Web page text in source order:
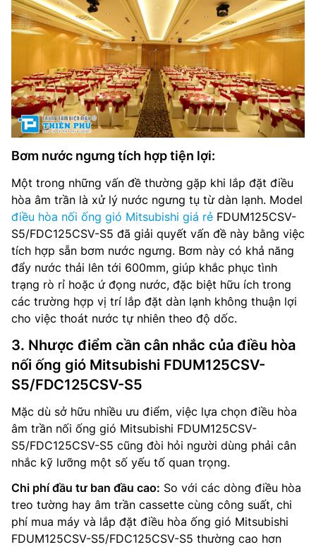
Bơm nước ngưng tích hợp tiện lợi:
Một trong những vấn đề thường gặp khi lắp đặt điều
hòa âm trần là xử lý nước ngưng tụ từ dàn lạnh. Model
điều hòa nối ống gió Mitsubishi giá rẻ FDUM125CSV-
S5/FDC125CSV-S5 đã giải quyết vấn đề này bằng việc
tích hợp sẵn bơm nước ngưng. Bơm này có khả năng
đẩy nước thải lên tới 600mm, giúp khắc phục tình
trạng rò rỉ hoặc ứ đọng nước, đặc biệt hữu ích trong
các trường hợp vị trí lắp đặt dàn lạnh không thuận lợi
cho việc thoát nước tự nhiên theo độ dốc.
3. Nhược điểm cần cân nhắc của điều hòa
nối ống gió Mitsubishi FDUM125CSV-
S5/FDC125CSV-S5
Mặc dù sở hữu nhiều ưu điểm, việc lựa chọn điều hòa
âm trần nối ống gió Mitsubishi FDUM125CSV-
S5/FDC125CSV-S5 cũng đòi hỏi người dùng phải cân
nhắc kỹ lưỡng một số yếu tố quan trọng.
Chi phí đầu tư ban đầu cao: So với các dòng điều hòa
treo tường hay âm trần cassette cùng công suất, chi
phí mua máy và lắp đặt điều hòa ống gió Mitsubishi
FDUM125CSV-S5/FDC125CSV-S5 thường cao hơn